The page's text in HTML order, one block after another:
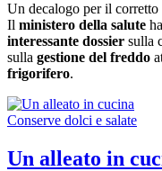
Un decalogo per il
Il ministero della salute
interessante dossier sulla
sulla gestione del freddo
frigorifero.
Conserve dolci e salate
Un alleato in